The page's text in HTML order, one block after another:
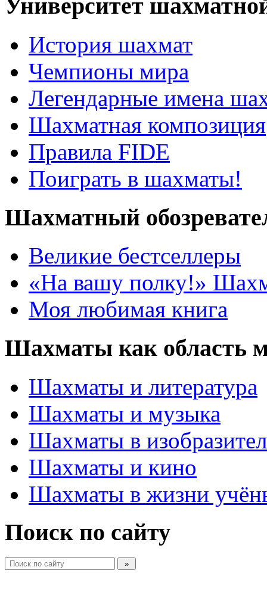
Университет
История шахмат
Чемпионы мира
Легендарные имена
Шахматная композиция
Правила FIDE
Поиграть в шахматы!
Шахматный
Великие бестселлеры
«На вашу полку!»
Моя любимая книга
Шахматы как область
Шахматы и литература
Шахматы и музыка
Шахматы в
Шахматы и кино
Шахматы в жизни
Поиск по сайту